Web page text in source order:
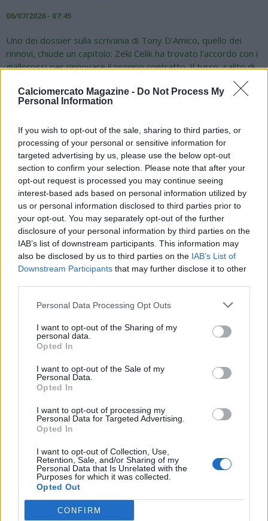
Calciomercato Magazine - Do Not Process My
Personal Information
If you wish to opt-out of the sale, sharing to third parties, or
processing of your personal or sensitive information for
targeted advertising by us, please use the below opt-out
section to confirm your selection. Please note that after your
opt-out request is processed you may continue seeing
interest-based ads based on personal information utilized by
us or personal information disclosed to third parties prior to
your opt-out. You may separately opt-out of the further
disclosure of your personal information by third parties on the
IAB’s list of downstream participants. This information may
also be disclosed by us to third parties on the IAB’s List of
Downstream Participants that may further disclose it to other
Personal Data Processing Opt Outs
I want to opt-out of the Sharing of my
personal data.
Opted In
I want to opt-out of the Sale of my
Personal Data.
Opted In
I want to opt-out of processing my
Personal Data for Targeted Advertising.
Opted In
I want to opt-out of Collection, Use,
Retention, Sale, and/or Sharing of my
Personal Data that Is Unrelated with the
Purposes for which it was collected.
Opted Out
CONFIRM
06/07/2026 - 07:45
Uno dei dossier sulla scrivania di Tony D'Amico, quello dei
rinnovi, chiude un capitolo: Zeki Celik ha trovato l'accordo con i
giallorossi per rinnovare il proprio contratto. Il turco, salito di
rendimento in maniera vertiginosa sotto la guida di Gasperini,
è diventato uno dei suoi fedelissimi in appena una stagione.
L'ex allenatore dell'Atalanta ha voluto confermare nell'organico
Champions. Ora la palla passa alle situazioni Dybala, Pellegrini
e Mancini: il primo è un rinnovo praticamente fatto, gli altri due
sono in ballo e andranno sistemati in volata prima del ritiro in
un senso o nell'altro.
Fonte: Sport Mediaset
Il materiale (testo, foto e video) consultabile in questo portale è di nostra proprietà.
Alcune foto (screenshot) ed articoli presenti su "Calciomercato Magazine" sono in parte
giunti da internet, in quanto arrivati alla nostra attenzione attraverso regolari
comunicati stampa con immagini e testi allegati ed autorizzati alla pubblicazione, e
quindi valutati di pubblico dominio. Se i soggetti o gli autori avessero qualcosa in